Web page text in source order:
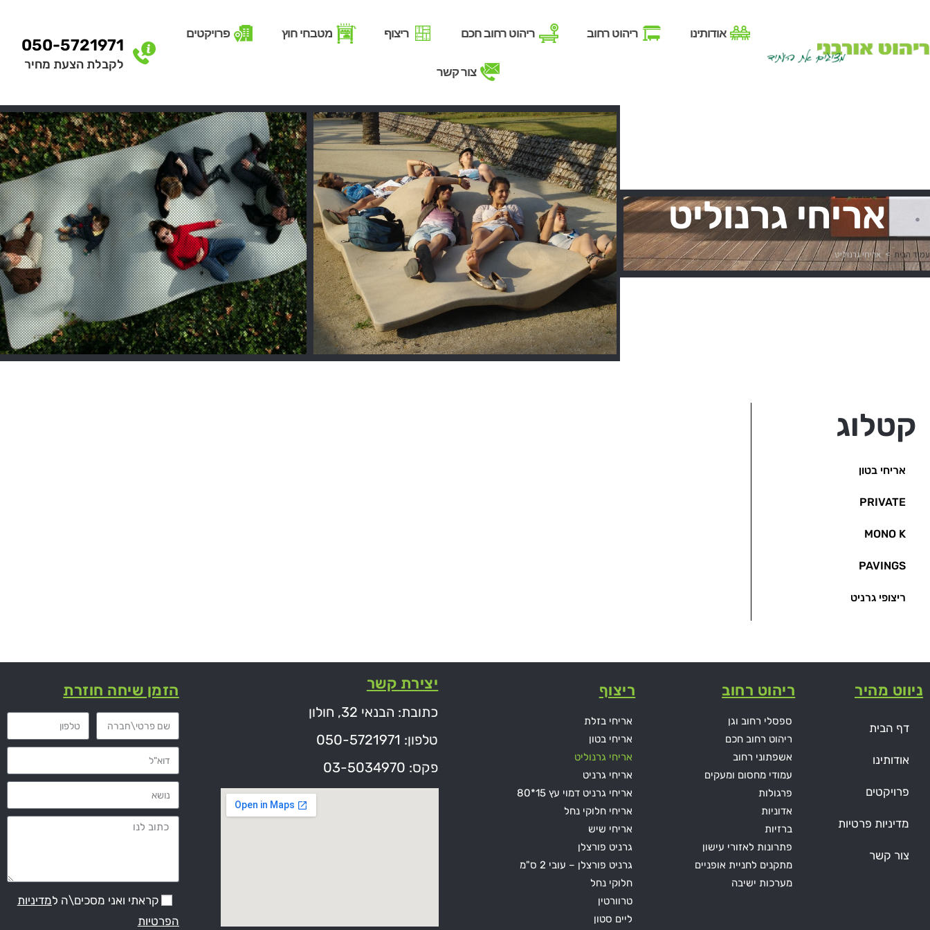
אודותינו ריהוט רחוב ריהוט רחוב חכם ריצוף מטבחי חוץ פרויקטים
צור קשר
050-5721971
לקבלת הצעת מחיר
אריחי גרנוליט
עמוד הבית > אריחי גרנוליט
קטלוג
אריחי בטון
PRIVATE
MONO K
PAVINGS
ריצופי גרניט
ניווט מהיר
דף הבית
אודותינו
פרויקטים
מדיניות פרטיות
צור קשר
ריהוט רחוב
ספסלי רחוב וגן
ריהוט רחוב חכם
אשפתוני רחוב
עמודי מחסום ומעקים
פרגולות
אדוניות
ברזיות
פתרונות לאזורי עישון
מתקנים לחניית אופניים
מערכות ישיבה
ריצוף
אריחי בזלת
אריחי בטון
אריחי גרנוליט
אריחי גרניט
אריחי גרניט דמוי עץ 15*80
אריחי חלוקי נחל
אריחי שיש
גרניט פורצלן
גרניט פורצלן – עובי 2 ס"מ
חלוקי נחל
טרוורטין
ליים סטון
יצירת קשר
כתובת: הבנאי 32, חולון
טלפון: 050-5721971
פקס: 03-5034970
הזמן שיחה חוזרת
קראתי ואני מסכים\ה למדיניות
הפרטיות